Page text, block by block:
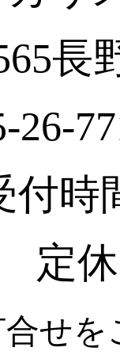
長
26-
付時
定
せを